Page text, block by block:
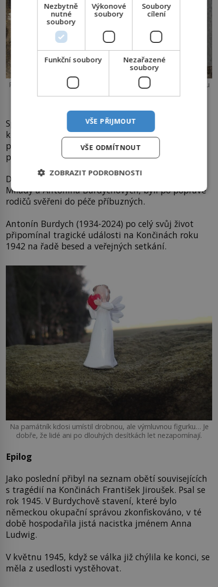
Památník na Bohdašíně obsahuje prsť z popraviště Zámeček u
Spolu s nimi byli zadrženi další muži a ženy, o
kterých bylo gestapo přesvědčeno, že se provinili
pomocí parašutistům. Jejich životy vyhasly na
popravišti na Zámečku u Pardubic.
Dvanáctiletý Vladimír a osmiletý Antonín, synové
Milady a Antonína Burdychových, byli po popravě
rodičů svěřeni do péče příbuzných.
Antonín Burdych (1934-2024) po celý svůj život
připomínal tragické události na Končinách roku
1942 na řadě besed a veřejných setkání.
Na památník kdosi umístil drobnou, ale výmluvnou figurku… Je
dobře, že lidé ani po dlouhých desítkách let nezapomínají.
Epilog
Jako poslední přibyl na seznam obětí souvisejících
s tragédií na Končinách František Jiroušek. Psal se
rok 1945. V Burdychově stavení, které bylo
německou okupační správou zkonfiskováno, v té
době hospodařila jistá nacistka jménem Anna
Ludwig.
V květnu 1945, když se válka již chýlila ke konci, se
měla z usedlosti vystěhovat.
Nezbytně
nutné
soubory
Výkonové
soubory
Soubory
cílení
Funkční soubory
Nezařazené
soubory
VŠE PŘIJMOUT
VŠE ODMÍTNOUT
ZOBRAZIT PODROBNOSTI